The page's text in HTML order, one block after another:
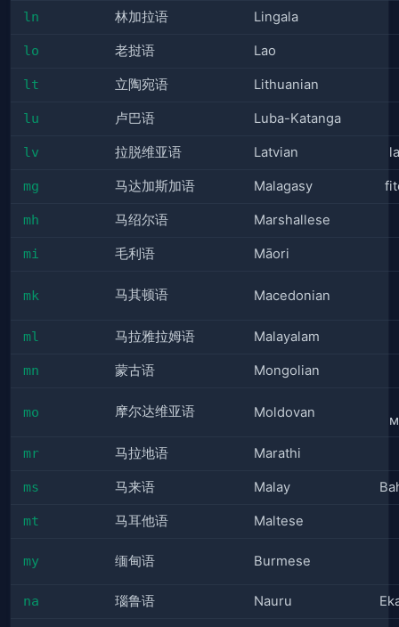
ln 林加拉语 Lingala
lo 老挝语 Lao
lt 立陶宛语 Lithuanian
lu 卢巴语 Luba-Katanga
lv 拉脱维亚语 Latvian
mg 马达加斯加语 Malagasy
mh 马绍尔语 Marshallese
mi 毛利语 Māori
mk 马其顿语 Macedonian
ml 马拉雅拉姆语 Malayalam
mn 蒙古语 Mongolian
mo 摩尔达维亚语 Moldovan
mr 马拉地语 Marathi
ms 马来语 Malay
mt 马耳他语 Maltese
my 缅甸语 Burmese
na 瑙鲁语 Nauru